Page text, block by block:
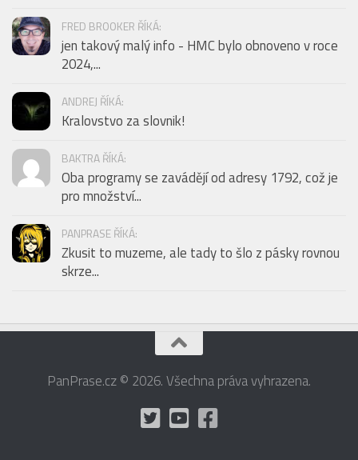
FRED BROOKER ŘÍKÁ:
jen takový malý info - HMC bylo obnoveno v roce
2024,...
ANDREJ ŘÍKÁ:
Kralovstvo za slovnik!
BAKTRA ŘÍKÁ:
Oba programy se zavádějí od adresy 1792, což je
pro množství...
PANPRASE ŘÍKÁ:
Zkusit to muzeme, ale tady to šlo z pásky rovnou
skrze...
PanPrase.cz © 2026. Všechna práva vyhrazena.